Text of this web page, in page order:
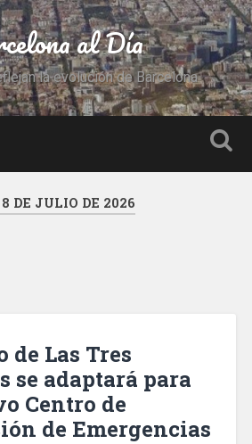
al Día
la evolución de Barcelona
8 DE JULIO DE 2026
Las Tres
se adaptará para
Centro de
de Emergencias